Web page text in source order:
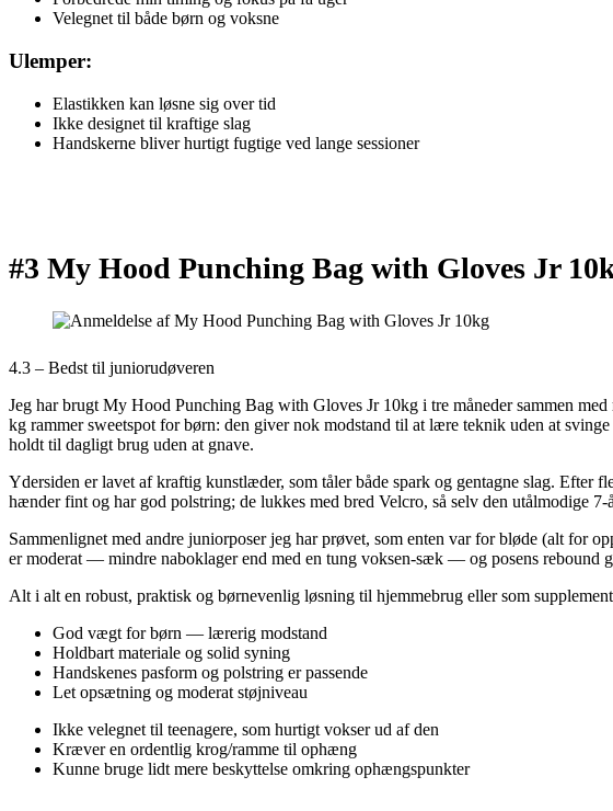
Velegnet til både børn og voksne
Ulemper:
Elastikken kan løsne sig over tid
Ikke designet til kraftige slag
Handskerne bliver hurtigt fugtige ved lange sessioner
#3 My Hood Punching Bag with Gloves Jr
4.3 – Bedst til juniorudøveren
Jeg har brugt My Hood Punching Bag with Gloves Jr 10kg i tre måneder sammen
kg rammer sweetspot for børn: den giver nok modstand til at lære teknik uden at
holdt til dagligt brug uden at gnave.
Ydersiden er lavet af kraftig kunstlæder, som tåler både spark og gentagne slag. Efter
hænder fint og har god polstring; de lukkes med bred Velcro, så selv den utålmodige 7-
Sammenlignet med andre juniorposer jeg har prøvet, som enten var for bløde (alt for
er moderat — mindre naboklager end med en tung voksen-sæk — og posens rebound
Alt i alt en robust, praktisk og børnevenlig løsning til hjemmebrug eller som
God vægt for børn — lærerig modstand
Holdbart materiale og solid syning
Handskenes pasform og polstring er passende
Let opsætning og moderat støjniveau
Ikke velegnet til teenagere, som hurtigt vokser ud af den
Kræver en ordentlig krog/ramme til ophæng
Kunne bruge lidt mere beskyttelse omkring ophængspunkter